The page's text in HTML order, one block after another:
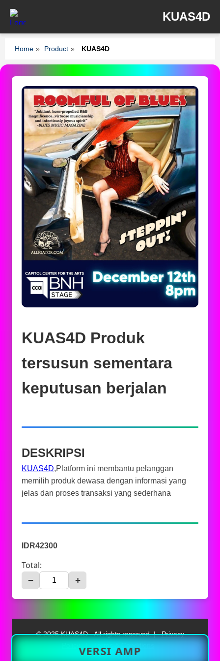
KUAS4D
Home » Product » KUAS4D
KUAS4D Produk
tersusun sementara
keputusan berjalan
DESKRIPSI
KUAS4D,Platform ini membantu pelanggan
memilih produk dewasa dengan informasi yang
jelas dan proses transaksi yang sederhana
IDR42300
Total:
− +
VERSI AMP
© 2025 KUAS4D - All rights reserved. | Privacy